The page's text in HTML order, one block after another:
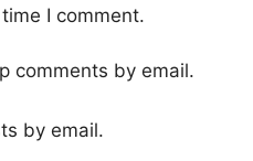
I comment.
comments by email.
by email.